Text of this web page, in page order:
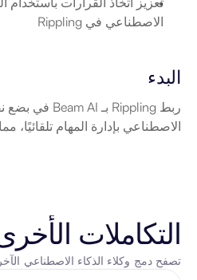
الاصطناعي في Rippling
البدء
الاصطناعي بإدارة المهام تلقائيًا،
التكاملات
تصفح دمج وكلاء الذكاء الاصطناعي